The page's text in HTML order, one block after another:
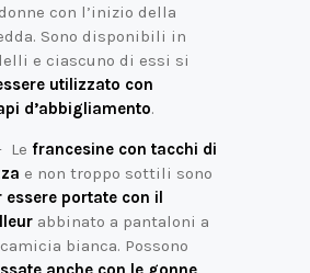
con l’inizio della
Sono disponibili in
e ciascuno di essi si
utilizzato con
d’abbigliamento.
Le francesine con tacchi di
e non troppo sottili sono
essere portate con il
abbinato a pantaloni a
bianca. Possono